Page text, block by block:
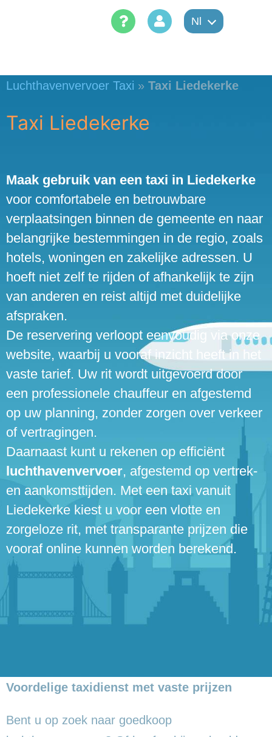
Nl
Luchthavenvervoer Taxi » Taxi Liedekerke
Taxi Liedekerke
Maak gebruik van een taxi in Liedekerke
voor comfortabele en betrouwbare
verplaatsingen binnen de gemeente en naar
belangrijke bestemmingen in de regio, zoals
hotels, woningen en zakelijke adressen. U
hoeft niet zelf te rijden of afhankelijk te zijn
van anderen en reist altijd met duidelijke
afspraken.
De reservering verloopt eenvoudig via onze
website, waarbij u vooraf inzicht heeft in het
vaste tarief. Uw rit wordt uitgevoerd door
een professionele chauffeur en afgestemd
op uw planning, zonder zorgen over verkeer
of vertragingen.
Daarnaast kunt u rekenen op efficiënt
luchthavenvervoer, afgestemd op vertrek-
en aankomsttijden. Met een taxi vanuit
Liedekerke kiest u voor een vlotte en
zorgeloze rit, met transparante prijzen die
vooraf online kunnen worden berekend.
Voordelige taxidienst met vaste prijzen
Bent u op zoek naar goedkoop